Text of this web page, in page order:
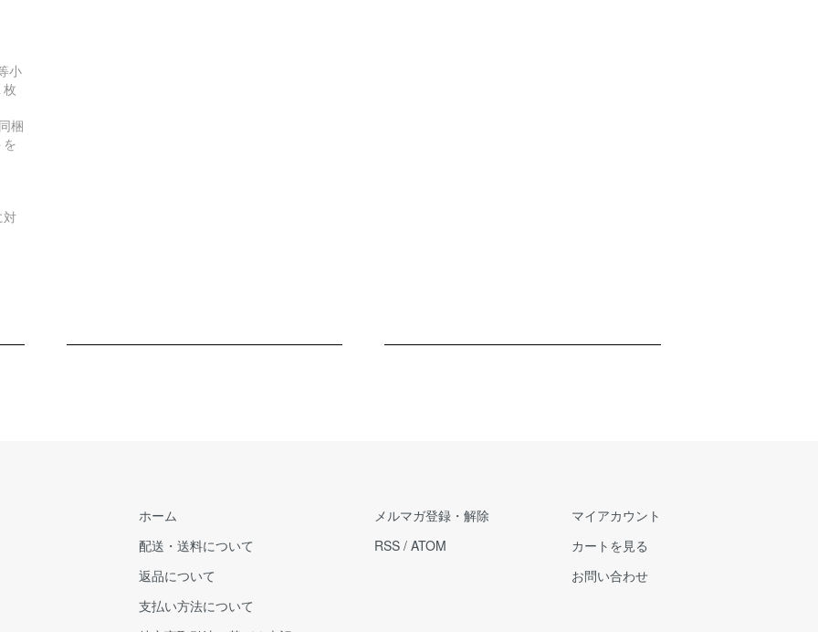
小
梱
対
ホーム
配送・送料について
返品について
支払い方法について
メルマガ登録・解除
RSS / ATOM
マイアカウント
カートを見る
お問い合わせ